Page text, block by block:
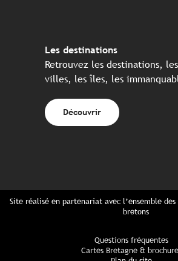
Les destinations
Retrouvez les destinations,
villes, les îles, les
Découvrir
Site réalisé en partenariat avec l’ensemble
bretons
Questions fréquentes
Cartes Bretagne &